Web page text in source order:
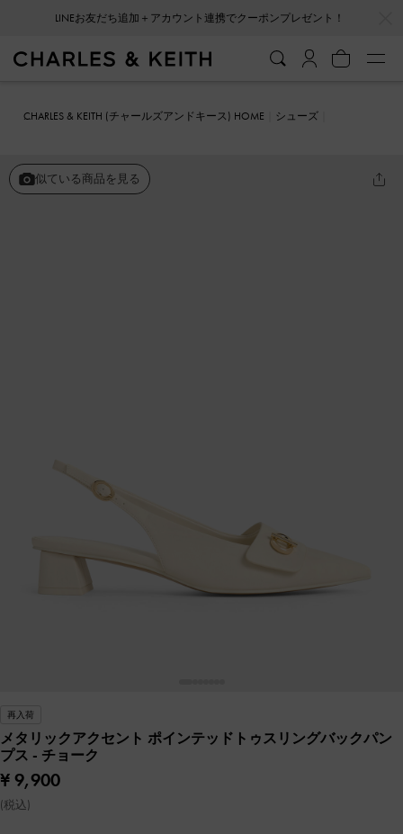
会員登録＋ニュースレター登録で10%OFFクーポンプレゼント！
CHARLES & KEITH (チャールズアンドキース) HOME
シューズ
似ている商品を見る
再入荷
メタリックアクセント ポインテッドトゥスリングバックパン
プス - チョーク
¥ 9,900
(税込)